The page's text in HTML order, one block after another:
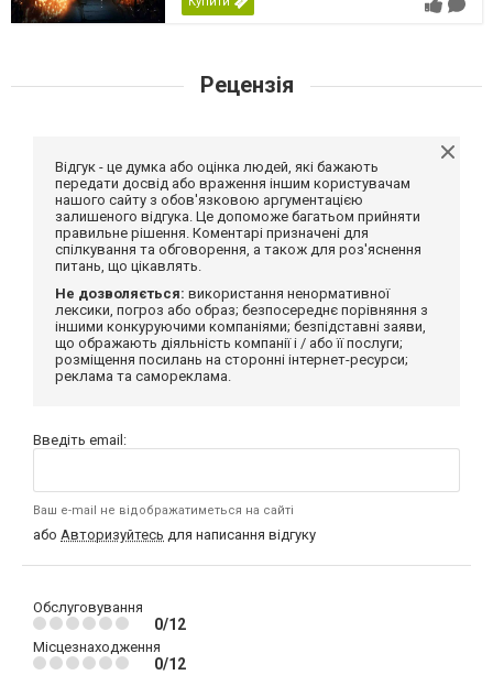
Рецензія
Відгук - це думка або оцінка людей, які бажають
передати досвід або враження іншим користувачам
нашого сайту з обов'язковою аргументацією
залишеного відгука. Це допоможе багатьом прийняти
правильне рішення. Коментарі призначені для
спілкування та обговорення, а також для роз'яснення
питань, що цікавлять.
Не дозволяється: використання ненормативної
лексики, погроз або образ; безпосереднє порівняння з
іншими конкуруючими компаніями; безпідставні заяви,
що ображають діяльність компанії і / або її послуги;
розміщення посилань на сторонні інтернет-ресурси;
реклама та самореклама.
Введіть email:
Ваш e-mail не відображатиметься на сайті
або Авторизуйтесь для написання відгуку
Обслуговування
0/12
Місцезнаходження
0/12